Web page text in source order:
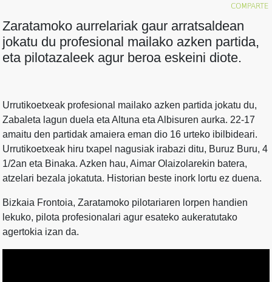
Zaratamoko aurrelariak gaur arratsaldean
jokatu du profesional mailako azken partida,
eta pilotazaleek agur beroa eskeini diote.
Urrutikoetxeak profesional mailako azken partida jokatu du,
Zabaleta lagun duela eta Altuna eta Albisuren aurka. 22-17
amaitu den partidak amaiera eman dio 16 urteko ibilbideari.
Urrutikoetxeak hiru txapel nagusiak irabazi ditu, Buruz Buru, 4
1/2an eta Binaka. Azken hau, Aimar Olaizolarekin batera,
atzelari bezala jokatuta. Historian beste inork lortu ez duena.
Bizkaia Frontoia, Zaratamoko pilotariaren lorpen handien
lekuko, pilota profesionalari agur esateko aukeratutako
agertokia izan da.